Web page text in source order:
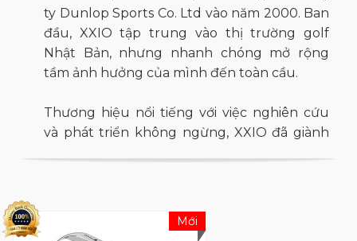
ty Dunlop Sports Co. Ltd vào năm 2000. Ban
đầu, XXIO tập trung vào thị trường golf
Nhật Bản, nhưng nhanh chóng mở rộng
tầm ảnh hưởng của mình đến toàn cầu.
Thương hiệu nổi tiếng với việc nghiên cứu
và phát triển không ngừng, XXIO đã giành
chơi lên hàng đầu và sử dụng công nghệ
tiên tiến để tạo ra các sản phẩm vượt trội.
Mới